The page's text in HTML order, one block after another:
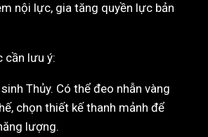
nội lực, gia tăng quyền lực bản
cần lưu ý:
Thủy. Có thể đeo nhẫn vàng
chọn thiết kế thanh mảnh để
lượng.